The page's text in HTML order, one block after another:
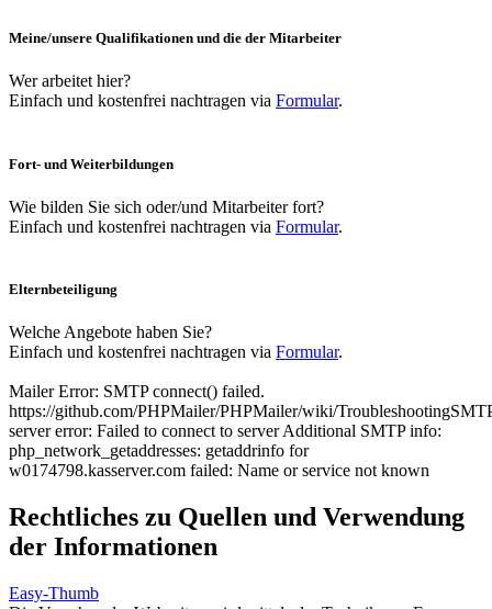
Meine/unsere Qualifikationen und die der Mitarbeiter
Wer arbeitet hier?
Einfach und kostenfrei nachtragen via Formular.
Fort- und Weiterbildungen
Wie bilden Sie sich oder/und Mitarbeiter fort?
Einfach und kostenfrei nachtragen via Formular.
Elternbeteiligung
Welche Angebote haben Sie?
Einfach und kostenfrei nachtragen via Formular.
Mailer Error: SMTP connect() failed.
https://github.com/PHPMailer/PHPMailer/wiki/
server error: Failed to connect to server Additional SMTP info:
php_network_getaddresses: getaddrinfo for
w0174798.kasserver.com failed: Name or service not known
Rechtliches zu Quellen und Verwendung
der Informationen
Easy-Thumb